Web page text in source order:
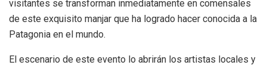
visitantes se transforman inmediatamente en comensales
de este exquisito manjar que ha logrado hacer conocida a la
Patagonia en el mundo.
El escenario de este evento lo abrirán los artistas locales y